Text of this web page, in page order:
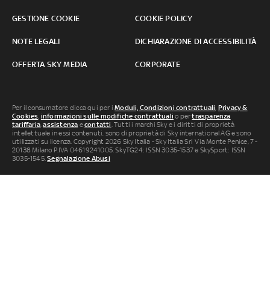
GESTIONE COOKIE COOKIE POLICY
NOTE LEGALI DICHIARAZIONE DI ACCESSIBILITÀ
OFFERTA SKY MEDIA CORPORATE
Per il consumatore clicca qui per iModuli, Condizioni contrattuali, Privacy &
Cookies, informazioni sulle modifiche contrattuali o pertrasparenza
tariffaria,assistenza econtatti. Tutti i marchi Sky e i diritti di proprietà
intellettuale in essi contenuti, sono di proprietà di Sky international AG e sono
utilizzati su licenza. Copyright 2026 Sky Italia - Sky Italia Srl Via Monte Penice, 7 -
20138 Milano P.IVA 04619241005. SkyTG24: ISSN 3035-1537 e SkySport: ISSN
3035-1545.Segnalazione Abusi